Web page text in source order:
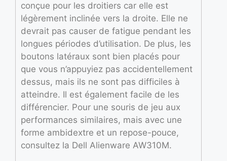
conçue pour les droitiers car elle est
légèrement inclinée vers la droite. Elle ne
devrait pas causer de fatigue pendant les
longues périodes d’utilisation. De plus, les
boutons latéraux sont bien placés pour
que vous n’appuyiez pas accidentellement
dessus, mais ils ne sont pas difficiles à
atteindre. Il est également facile de les
différencier. Pour une souris de jeu aux
performances similaires, mais avec une
forme ambidextre et un repose-pouce,
consultez la Dell Alienware AW310M.